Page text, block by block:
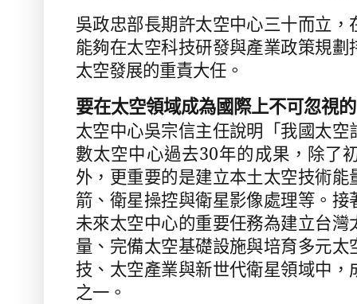
吳政忠部長期許太空中心三十而立
能夠在太空科技研發與產業政策規
太空發展的重責大任。
要在太空領域成為國際上不可忽視
太空中心吳宗信主任說明「我國太
數太空中心過去30年的成果，除了
外，更重要的是建立本土太空技術
箭、衛星操控與衛星影像處理等。
未來太空中心的重要任務為建立台
量、完備太空基礎設施與培育多元
技、太空產業與新世代衛星領域中
之一。